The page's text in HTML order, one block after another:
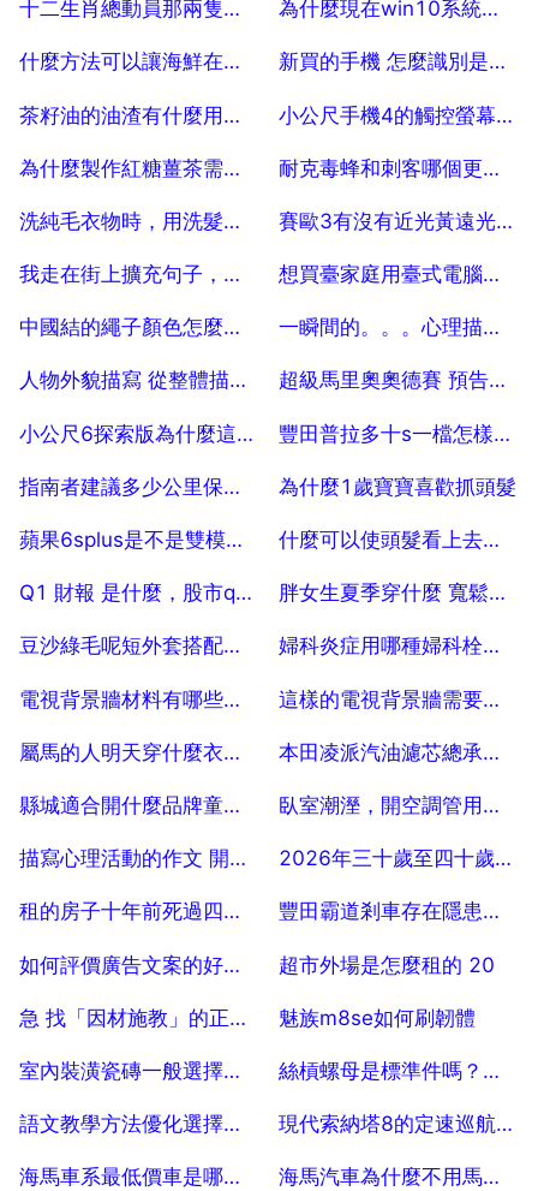
十二生肖總動員那兩隻黃鼠狼最後怎麼樣了
2025-07-25
為什麼現在win10系統對諾基亞920T無法識別 10
2025-07-25
什麼方法可以讓海鮮在快遞過程中活的更久
2025-07-25
新買的手機 怎麼識別是不是翻新機
2025-07-25
茶籽油的油渣有什麼用，山茶油渣有什麼作用
2025-07-25
小公尺手機4的觸控螢幕失靈了，該怎麼辦
2025-07-25
為什麼製作紅糖薑茶需要用到茶油 5
2025-07-25
耐克毒蜂和刺客哪個更好，耐克球鞋毒蜂好還是刺客好
2025-07-25
洗純毛衣物時，用洗髮液與絲毛淨 洗衣液 羽絨服洗滌劑的區別
2025-07-25
賽歐3有沒有近光黃遠光白的燈泡
2025-07-25
我走在街上擴充句子，街上有人放花 擴充句子
2025-07-25
想買臺家庭用臺式電腦，牌子聯想的。 50
2025-07-25
中國結的繩子顏色怎麼搭配好看？
2025-07-25
一瞬間的。。。心理描寫 200字左右 謝謝
2025-07-25
人物外貌描寫 從整體描寫到區域性描寫 150字作文 10
2025-07-25
超級馬里奧奧德賽 預告片 歌曲叫什麼
2025-07-25
小公尺6探索版為什麼這麼貴
2025-07-24
豐田普拉多十s一檔怎樣操作
2025-07-24
指南者建議多少公里保養一次
2025-07-24
為什麼1歲寶寶喜歡抓頭髮
2025-07-24
蘋果6splus是不是雙模手機
2025-07-24
什麼可以使頭髮看上去不毛躁，光滑有色澤
2025-07-24
Q1 財報 是什麼，股市q1 q2是什麼意思
2025-07-24
胖女生夏季穿什麼 寬鬆T恤衫 短褲時尚又顯瘦
2025-07-24
豆沙綠毛呢短外套搭配什麼款式鞋子
2025-07-24
婦科炎症用哪種婦科栓劑好
2025-07-24
電視背景牆材料有哪些？具體說說
2025-07-24
這樣的電視背景牆需要怎樣裝飾好看？
2025-07-24
屬馬的人明天穿什麼衣服是幸運幸運色
2025-07-24
本田凌派汽油濾芯總承多少錢
2025-07-24
縣城適合開什麼品牌童裝店？
2025-07-24
臥室潮溼，開空調管用嗎，房間裡潮溼，開空調可以除潮溼嗎？
2025-07-24
描寫心理活動的作文 開頭怎麼寫
2025-07-24
2026年三十歲至四十歲適合什麼燙髮髮型
2025-07-24
租的房子十年前死過四十六七歲女人犯說道嗎
2025-07-24
豐田霸道剎車存在隱患，豐田霸道剎車總幫浦響的原因
2025-07-24
如何評價廣告文案的好壞，如何評判乙個文案的好壞
2025-07-24
超市外場是怎麼租的 20
2025-07-24
急 找「因材施教」的正反事例 急
2025-07-24
魅族m8se如何刷韌體
2025-07-24
室內裝潢瓷磚一般選擇怎樣的顏色
2025-07-24
絲槓螺母是標準件嗎？是否有通用規格表可選用
2025-07-24
語文教學方法優化選擇的原則是什麼
2025-07-24
現代索納塔8的定速巡航鍵在什麼位置
2025-07-24
海馬車系最低價車是哪種車型，具體價位多少 海馬汽車為什麼不用馬自達的標誌 20